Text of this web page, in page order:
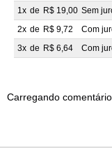
1x de R$ 19,00 Sem
2x de R$ 9,72 Com
3x de R$ 6,64 Com
Carregando